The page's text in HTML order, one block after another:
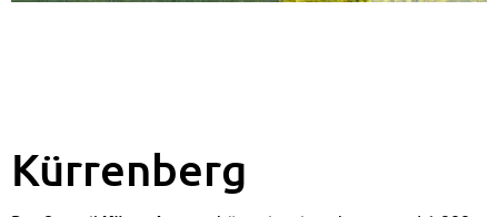
Kürrenberg